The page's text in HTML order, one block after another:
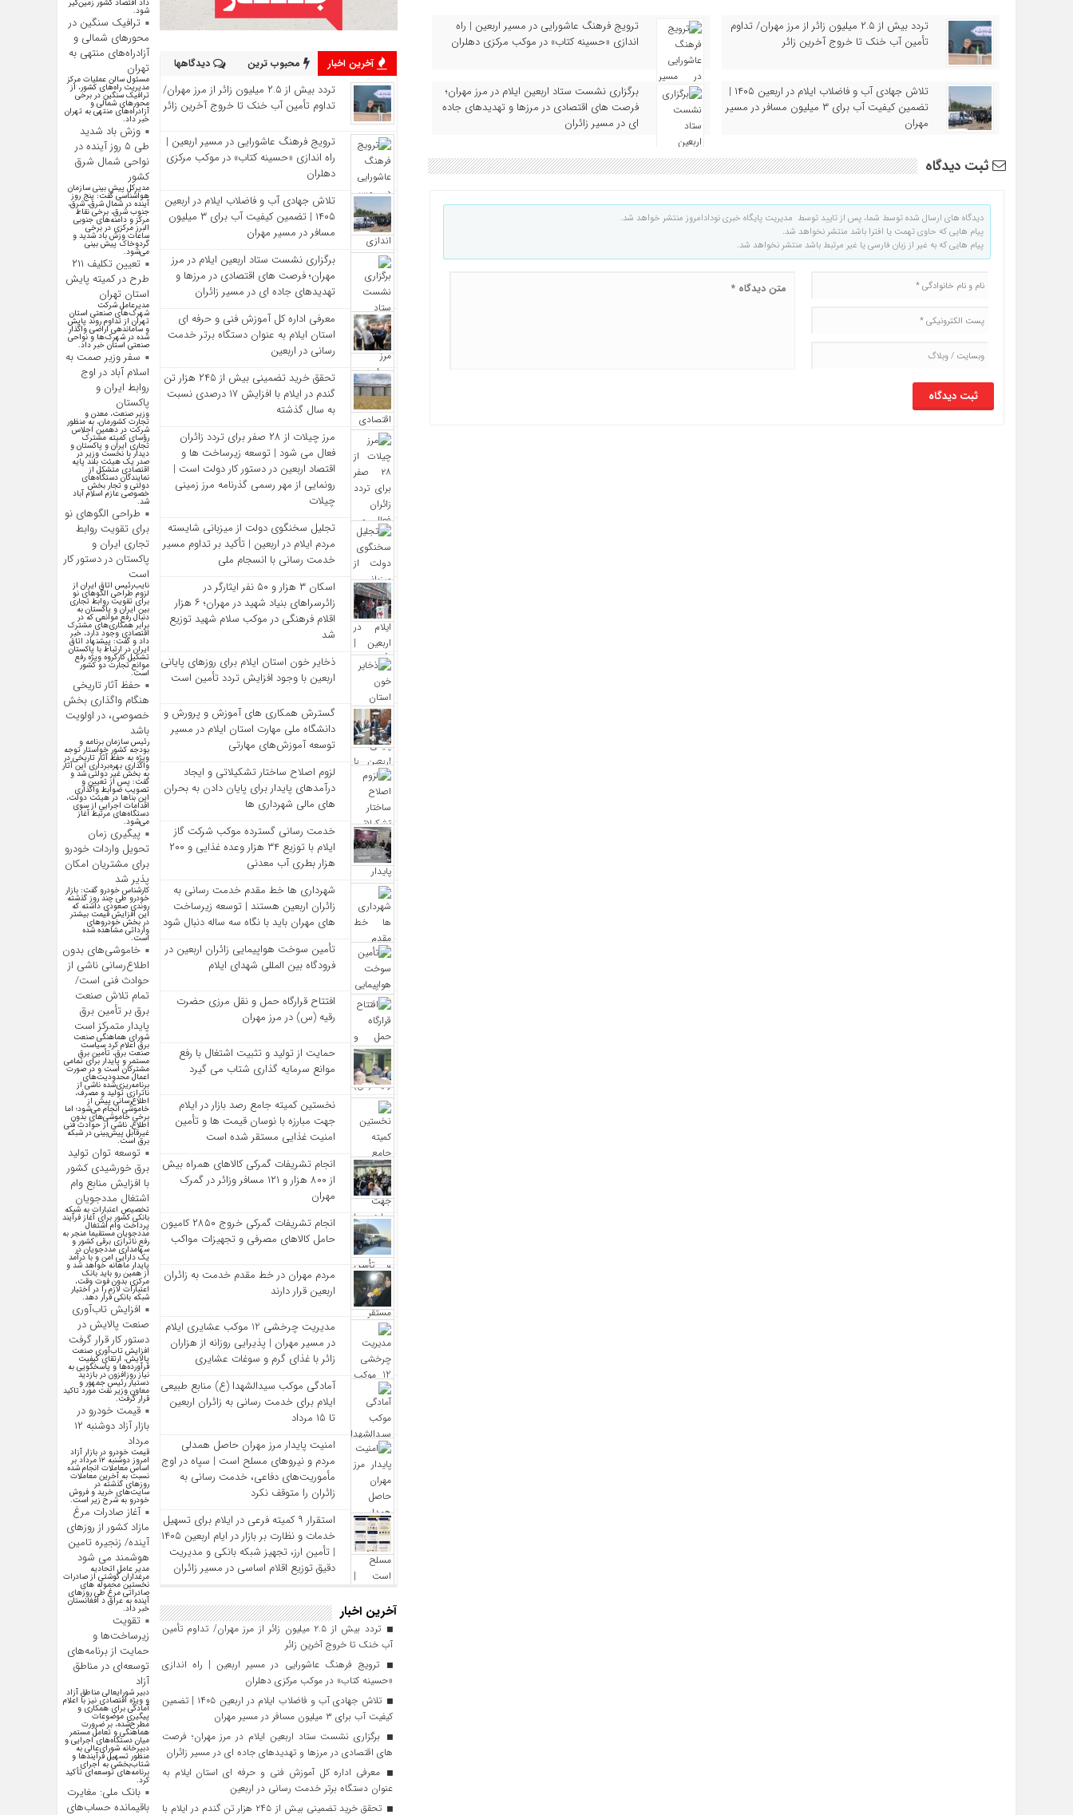
تردد بیش از ۲.۵ میلیون زائر از مرز مهران/ تداوم
تأمین آب خنک تا خروج آخرین زائر
ترویج فرهنگ عاشورایی در مسیر اربعین | راه‌
اندازی «حسینه کتاب» در موکب مرکزی دهلران
تلاش جهادی آب و فاضلاب ایلام در اربعین ۱۴۰۵ |
تضمین کیفیت آب برای ۳ میلیون مسافر در مسیر
مهران
برگزاری نشست ستاد اربعین ایلام در مرز مهران؛
فرصت‌ های اقتصادی در مرزها و تهدیدهای جاده‌
ای در مسیر زائران
ثبت دیدگاه
دیدگاه های ارسال شده توسط شما، پس از تایید توسط مدیریت پایگاه خبری نودادامروز منتشر خواهد شد.
پیام هایی که حاوی تهمت یا افترا باشد منتشر نخواهد شد.
پیام هایی که به غیر از زبان فارسی یا غیر مرتبط باشد منتشر نخواهد شد.
آخرین اخبار محبوب ترین دیدگاهها
تردد بیش از ۲.۵ میلیون زائر از مرز مهران/
تداوم تأمین آب خنک تا خروج آخرین زائر
ترویج فرهنگ عاشورایی در مسیر اربعین |
راه‌ اندازی «حسینه کتاب» در موکب مرکزی
دهلران
تلاش جهادی آب و فاضلاب ایلام در اربعین
۱۴۰۵ | تضمین کیفیت آب برای ۳ میلیون
مسافر در مسیر مهران
برگزاری نشست ستاد اربعین ایلام در مرز
مهران؛ فرصت‌ های اقتصادی در مرزها و
تهدیدهای جاده‌ ای در مسیر زائران
معرفی اداره کل آموزش فنی و حرفه‌ ای
استان ایلام به‌ عنوان دستگاه برتر خدمت‌
رسانی در اربعین
تحقق خرید تضمینی بیش از ۲۴۵ هزار تن
گندم در ایلام با افزایش ۱۷ درصدی نسبت
به سال گذشته
مرز چیلات از ۲۸ صفر برای تردد زائران
فعال می‌ شود | توسعه زیرساخت‌ ها و
اقتصاد اربعین در دستور کار دولت است |
رونمایی از مهر رسمی گذرنامه مرز زمینی
چیلات
تجلیل سخنگوی دولت از میزبانی شایسته
مردم ایلام در اربعین | تأکید بر تداوم مسیر
خدمت‌ رسانی با انسجام ملی
اسکان ۳ هزار و ۵۰ نفر ایثارگر در
زائرسراهای بنیاد شهید در مهران؛ ۶ هزار
اقلام فرهنگی در موکب سلام شهید توزیع
شد
ذخایر خون استان ایلام برای روزهای پایانی
اربعین با وجود افزایش تردد تأمین است
گسترش همکاری‌ های آموزش و پرورش و
دانشگاه ملی مهارت استان ایلام در مسیر
توسعه آموزش‌های مهارتی
لزوم اصلاح ساختار تشکیلاتی و ایجاد
درآمدهای پایدار برای پایان دادن به بحران‌
های مالی شهرداری‌ ها
خدمت رسانی گسترده موکب شرکت گاز
ایلام با توزیع ۳۴ هزار وعده غذایی و ۲۰۰
هزار بطری آب معدنی
شهرداری‌ ها خط مقدم خدمت ‌رسانی به
زائران اربعین هستند | توسعه زیرساخت
‌های مهران باید با نگاه سه‌ ساله دنبال شود
تأمین سوخت هواپیمایی زائران اربعین در
فرودگاه بین المللی شهدای ایلام
افتتاح قرارگاه حمل‌ و نقل مرزی حضرت
رقیه (س) در مرز مهران
حمایت از تولید و تثبیت اشتغال با رفع
موانع سرمایه‌ گذاری شتاب می‌ گیرد
نخستین کمیته جامع رصد بازار در ایلام
جهت مبارزه با نوسان قیمت‌ ها و تأمین
امنیت غذایی مستقر شده است
انجام تشریفات گمرکی کالاهای همراه بیش
از ۸۰۰ هزار و ۱۲۱ مسافر وزائر در گمرک
مهران
انجام تشریفات گمرکی خروج ۲۸۵۰ کامیون
حامل کالاهای مصرفی و تجهیزات مواکب
مردم مهران در خط مقدم خدمت به زائران
اربعین قرار دارند
مدیریت چرخشی 12 موکب‌ عشایری ایلام
در مسیر مهران | پذیرایی روزانه از هزاران
زائر با غذای گرم و سوغات عشایری
آمادگی موکب سیدالشهدا (ع) منابع طبیعی
ایلام برای خدمت‌ رسانی به زائران اربعین
تا ۱۵ مرداد
امنیت پایدار مرز مهران حاصل همدلی
مردم و نیروهای مسلح است | سپاه در اوج
مأموریت‌های دفاعی، خدمت‌ رسانی به
زائران را متوقف نکرد
استقرار ۹ کمیته فرعی در ایلام برای تسهیل
خدمات و نظارت بر بازار در ایام اربعین ۱۴۰۵
| تأمین ارز، تجهیز شبکه بانکی و مدیریت
دقیق توزیع اقلام اساسی در مسیر زائران
آخرین اخبار
تردد بیش از ۲.۵ میلیون زائر از مرز مهران/ تداوم تأمین
آب خنک تا خروج آخرین زائر
ترویج فرهنگ عاشورایی در مسیر اربعین | راه‌ اندازی
«حسینه کتاب» در موکب مرکزی دهلران
تلاش جهادی آب و فاضلاب ایلام در اربعین ۱۴۰۵ | تضمین
کیفیت آب برای ۳ میلیون مسافر در مسیر مهران
برگزاری نشست ستاد اربعین ایلام در مرز مهران؛ فرصت‌
های اقتصادی در مرزها و تهدیدهای جاده‌ ای در مسیر زائران
معرفی اداره کل آموزش فنی و حرفه‌ ای استان ایلام به‌
عنوان دستگاه برتر خدمت‌ رسانی در اربعین
تحقق خرید تضمینی بیش از ۲۴۵ هزار تن گندم در ایلام با
داد اقتصاد کشور زمین‌گیر
شود.
ترافیک سنگین در
محورهای شمالی و
آزادراه‌های منتهی به
تهران
مسئول سالن عملیات مرکز
مدیریت راه‌های کشور، از
ترافیک سنگین در برخی
محور‌های شمالی و
آزادراه‌های منتهی به تهران
خبر داد.
وزش باد شدید
طی ۵ روز آینده در
نواحی شمال شرق
کشور
مدیرکل پیش بینی سازمان
هواشناسی گفت: پنج روز
آینده در شمال شرق، شرق،
جنوب شرق، برخی نقاط
مرکز و دامنه‌های جنوبی
البرز مرکزی در برخی
ساعات وزش باد شدید و
گردوخاک پیش بینی
می‌شود.
تعیین تکلیف ۲۱۱
طرح در کمیته پایش
استان تهران
مدیرعامل شرکت
شهرک‌های صنعتی استان
تهران از تداوم روند پایش
و ساماندهی اراضی واگذار
شده در شهرک‌ها و نواحی
صنعتی استان خبر داد.
سفر وزیر صمت به
اسلام آباد در اوج
روابط ایران و
پاکستان
وزیر صنعت، معدن و
تجارت کشورمان، به منظور
شرکت در دهمین اجلاس
رؤسای کمیته مشترک
تجاری ایران و پاکستان و
دیدار با نخست وزیر در
صدر یک هیئت بلند پایه
اقتصادی متشکل از
نمایندگان دستگاه‌های
دولتی و تجار بخش
خصوصی عازم اسلام آباد
شد.
طراحی الگوهای نو
برای تقویت روابط
تجاری ایران و
پاکستان در دستور کار
است
نایب‌رئیس اتاق ایران از
لزوم طراحی الگوهای نو
برای تقویت روابط تجاری
بین ایران و پاکستان به
دنبال رفع موانعی که در
برابر همکاری‌های مشترک
اقتصادی وجود دارد، خبر
داد و گفت: پیشنهاد اتاق
ایران در ارتباط با پاکستان
تشکیل کارگروه ویژه رفع
موانع تجارت دو کشور
است.
حفظ آثار تاریخی
هنگام واگذاری بخش
خصوصی، در اولویت
باشد
رئیس سازمان برنامه و
بودجه کشور خواستار توجه
ویژه به حفظ آثار تاریخی در
واگذاری بهره‌برداری این آثار
به بخش غیر دولتی شد و
گفت: پس از تعیین و
تصویب ضوابط واگذاری
این بنا‌ها در هیئت دولت،
اقدامات اجرایی از سوی
دستگاه‌های مرتبط آغاز
می‌شود.
پیگیری زمان
تحویل واردات خودرو
برای مشتریان امکان
پذیر شد
کارشناس خودرو گفت: بازار
خودرو طی چند روز گذشته
روندی صعودی داشته که
این افزایش قیمت بیشتر
در بخش خودرو‌های
وارداتی مشاهده شده
است.
خاموشی‌های بدون
اطلاع‌رسانی ناشی از
حوادث فنی است/
تمام تلاش صنعت
برق بر تأمین برق
پایدار متمرکز است
شورای هماهنگی صنعت
برق اعلام کرد سیاست
صنعت برق، تأمین برق
مستمر و پایدار برای تمامی
مشترکان است و در صورت
اعمال محدودیت‌های
برنامه‌ریزی‌شده ناشی از
ناترازی تولید و مصرف،
اطلاع‌رسانی پیش از
خاموشی انجام می‌شود؛ اما
برخی خاموشی‌های بدون
اطلاع، ناشی از حوادث فنی
غیرقابل پیش‌بینی در شبکه
برق است.
توسعه توان تولید
برق خورشیدی کشور
با افزایش منابع وام
اشتغال مددجویان
تخصیص اعتبارات به شبکه
بانکی کشور برای آغاز فرآیند
پرداخت وام اشتغال
مددجویان مستقیما منجر به
رفع ناترازی برقی کشور و
سهامداری مددجویان در
یک دارایی امن و با درآمد
پایدار ماهانه خواهد شد و
از همین رو باید بانک
مرکزی بدون فوت وقت،
اعتبارات لازم را در اختیار
شبکه بانکی قرار دهد.
افزایش تاب‌آوری
صنعت پالایش در
دستور کار قرار گرفت
افزایش تاب‌آوری صنعت
پالایش، ارتقای کیفیت
فرآورده‌ها و پاسخگویی به
نیاز روزافزون در بازدید
دستیار رئیس جمهور و
معاون وزیر نفت مورد تاکید
قرار گرفت.
قیمت خودرو در
بازار آزاد دوشنبه ۱۲
مرداد
قیمت خودرو در بازار آزاد
امروز دوشنبه ۱۲ مرداد بر
اساس معاملات انجام شده
نسبت به آخرین معاملات
روز‌های گذشته در
سایت‌های خرید و فروش
خودرو به شرح زیر است.
آغاز صادرات مرغ
مازاد کشور از روزهای
آینده/ زنجیره تامین
هوشمند می شود
مدیر عامل اتحادیه
مرغداران گوشتی از صادرات
نخستین محموله های
صادراتی مرغ طی روزهای
آینده به عراق د افغانستان
خبر داد.
تقویت
زیرساخت‌ها و
حمایت از برنامه‌های
توسعه‌ای در مناطق
آزاد
دبیر شورایعالی مناطق آزاد
و ویژه اقتصادی نیز با اعلام
آمادگی برای همکاری و
پیگیری موضوعات
مطرح‌شده، بر ضرورت
هماهنگی و تعامل مستمر
میان دستگاه‌های اجرایی و
دبیرخانه شورای‌عالی به
منظور تسهیل فرآیند‌ها و
شتاب‌بخشی به اجرای
برنامه‌های توسعه‌ای تأکید
کرد.
بانک ملی: مغایرت
باقیمانده حساب‌های